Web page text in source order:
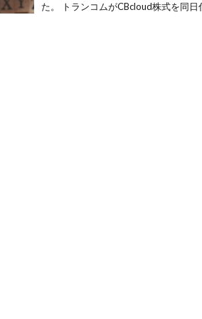
た。 トランコムがCBcloud株式を同